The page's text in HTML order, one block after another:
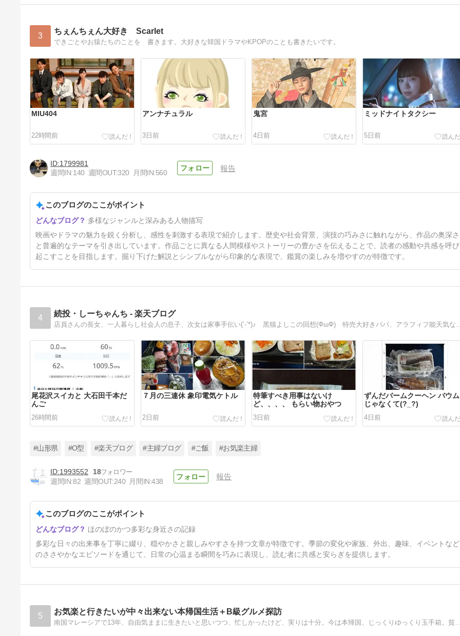
3 ちぇんちぇん大好き Scarlet
できごとやお猿たちのことを 書きます。大好きな韓国ドラマやKPOPのことも書きたいです。
MIU404
22時間前
アンナチュラル
3日前
鬼宮
4日前
ミッドナイトタクシー
5日前
東京貧困女子-貧困なんて他人
事だと思ってた-
9日前
1799981
週間IN:140 週間OUT:320 月間IN:560
報告
このブログのここがポイント
多様なジャンルと深みある人物描写
映画やドラマの魅力を鋭く分析し、感性を刺激する表現で紹介します。歴史や社会背景、演技の巧みさに触れながら、作品の奥深さ
と普遍的なテーマを引き出しています。作品ごとに異なる人間模様やストーリーの豊かさを伝えることで、読者の感動や共感を呼び
起こすことを目指します。掘り下げた解説とシンプルながら印象的な表現で、鑑賞の楽しみを増やすのが特徴です。
4 続投・しーちゃんち - 楽天ブログ
尾花沢スイカと 大石田千本だ
んご
26時間前
７月の三連休 象印電気ケトル
2日前
特筆すべき用事はないけ
ど、、、、 もらい物おやつ
3日前
ずんだバームクーヘン バウム
じゃなくて(?_?)
4日前
リー 〜 夕顔
5日前
#山形県 #O型 #楽天ブログ #主婦ブログ #ご飯 #お気楽主婦
1993552
18
週間IN:82 週間OUT:240 月間IN:438
報告
このブログのここがポイント
ほのぼのかつ多彩な身近さの記録
多彩な日々の出来事を丁寧に綴り、穏やかさと親しみやすさを持つ文章が特徴です。季節の変化や家族、外出、趣味、イベントなど
のささやかなエピソードを通じて、日常の心温まる瞬間を巧みに表現し、読む者に共感と安らぎを提供します。
5 お気楽と行きたいが中々出来ない本帰国生活＋B級グルメ探訪